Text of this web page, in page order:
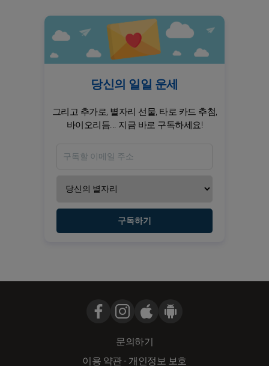
당신의 일일 운세
그리고 추가로, 별자리 선물, 타로 카드 추첨,
바이오리듬... 지금 바로 구독하세요!
구독하기
문의하기
이용 약관- 개인정보 보호